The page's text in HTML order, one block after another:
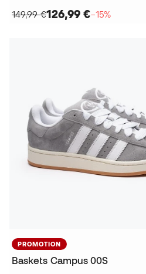
149,99 €126,99 €−15%
PROMOTION
Baskets Campus 00S